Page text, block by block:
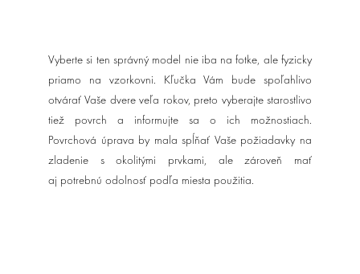
Vyberte si ten správný model nie iba na fotke, ale fyzicky
priamo na vzorkovni. Kľučka Vám bude spoľahlivo
otvárať Vaše dvere veľa rokov, preto vyberajte starostlivo
tiež povrch a informujte sa o ich možnostiach.
Povrchová úprava by mala spĺňať Vaše požiadavky na
zladenie s okolitými prvkami, ale zároveň mať
aj potrebnú odolnosť podľa miesta použitia.